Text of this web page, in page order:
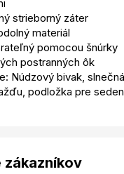
strieborný záter
materiál
pomocou šnúrky
postranných ôk
Núdzový bivak,
podložka pre
zákazníkov